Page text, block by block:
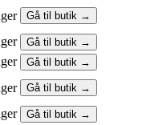
Gå til butik →
Gå til butik →
Gå til butik →
Gå til butik →
Gå til butik →